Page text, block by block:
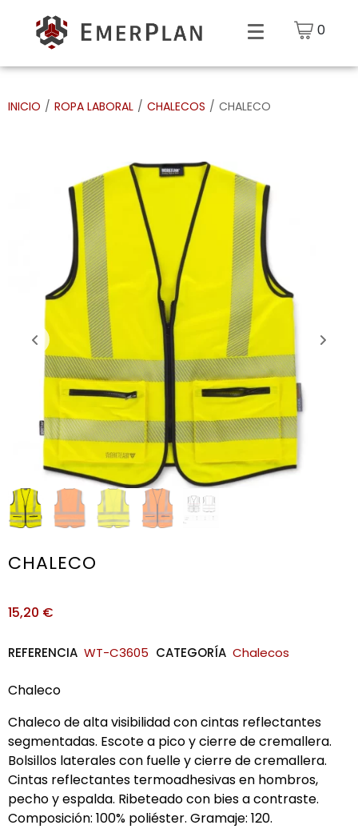
0
INICIO / ROPA LABORAL / CHALECOS / CHALECO
CHALECO
15,20 €
REFERENCIA WT-C3605 CATEGORÍA Chalecos
Chaleco
Chaleco de alta visibilidad con cintas reflectantes
segmentadas. Escote a pico y cierre de cremallera.
Bolsillos laterales con fuelle y cierre de cremallera.
Cintas reflectantes termoadhesivas en hombros,
pecho y espalda. Ribeteado con bies a contraste.
Composición: 100% poliéster. Gramaje: 120.